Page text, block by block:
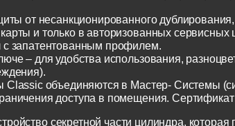
от несанкционированного
и только в авторизованных сервисных
с запатентованным профилем.
– для удобства использования,
Classic объединяются в Мастер- Системы
доступа в помещения.
секретной части цилиндра, которая